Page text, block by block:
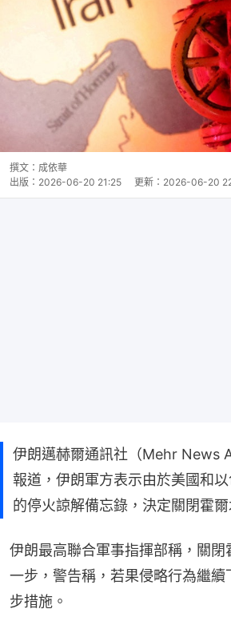
撰文： 成依華
出版： 2026-06-20 21:25 更新： 2026-06-20
伊朗邁赫爾通訊社（Mehr News
報道，伊朗軍方表示由於美國和
的停火諒解備忘錄，決定關閉霍爾
伊朗最高聯合軍事指揮部稱，關閉
一步，警告稱，若果侵略行為繼續
步措施。